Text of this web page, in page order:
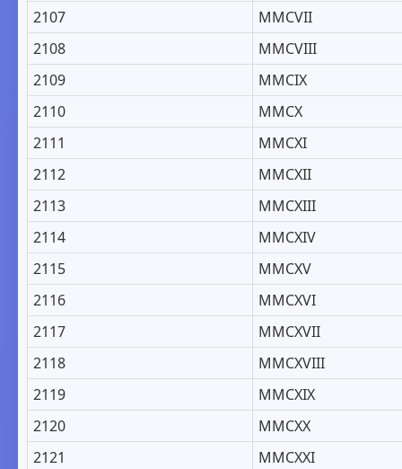
2107
MMCVII
2108
MMCVIII
2109
MMCIX
2110
MMCX
2111
MMCXI
2112
MMCXII
2113
MMCXIII
2114
MMCXIV
2115
MMCXV
2116
MMCXVI
2117
MMCXVII
2118
MMCXVIII
2119
MMCXIX
2120
MMCXX
2121
MMCXXI